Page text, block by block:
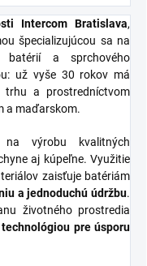
Intercom Bratislava,
špecializujúcou sa na
batérií a sprchového
už vyše 30 rokov má
trhu a prostredníctvom
a maďarskom.
výrobu kvalitných
aj kúpeľne. Využitie
zaisťuje batériám
a jednoduchú údržbu.
životného prostredia
technológiou pre úsporu